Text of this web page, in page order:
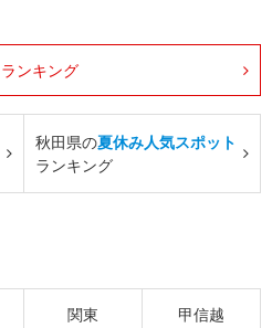
ランキング
秋田県の夏休み人気スポット
ランキング
関東 甲信越